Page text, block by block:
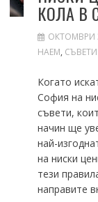
КОЛА В
ОКТОМВРИ
НАЕМ, СЪВЕТИ
Когато
София на
съвети,
начин ще
най-
на ниски
тези
направите